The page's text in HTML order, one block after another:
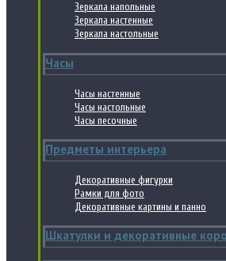
Зеркала напольные
Зеркала настенные
Зеркала настольные
Часы
Часы настенные
Часы настольные
Часы песочные
Предметы интерьера
Декоративные фигурки
Рамки для фото
Декоративные картины и панно
Шкатулки и декоративные